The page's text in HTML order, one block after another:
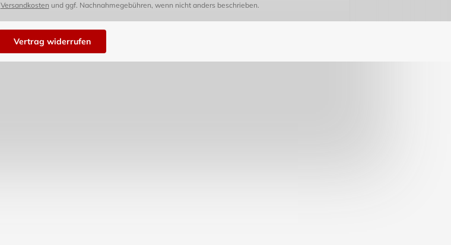
Versandkosten und ggf. Nachnahmegebühren, wenn nicht anders beschrieben.
Vertrag widerrufen